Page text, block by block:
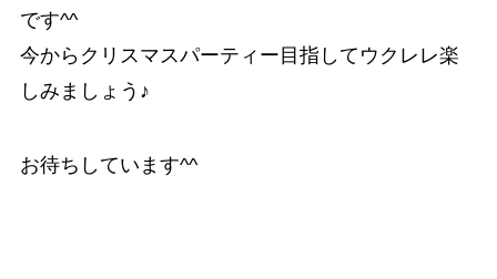
です^^
今からクリスマスパーティー目指してウクレレ楽
しみましょう♪
お待ちしています^^